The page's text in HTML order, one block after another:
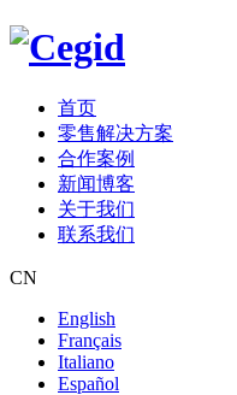
首页
零售解决方案
合作案例
新闻博客
关于我们
联系我们
CN
English
Français
Italiano
Español